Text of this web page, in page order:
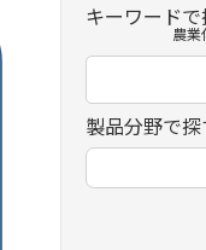
キーワード
農業
製品分野で探